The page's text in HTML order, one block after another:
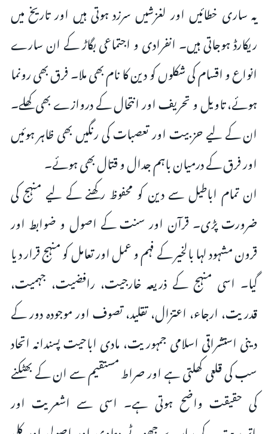
یہ ساری خطائیں اور لغزشیں سرزد ہوتی ہیں اور تاریخ میں
ریکارڈ ہوجاتی ہیں۔ انفرادی و اجتماعی بگاڑ کے ان سارے
انواع و اقسام کی شکلوں کو دین کا نام بھی ملا۔ فرق بھی رونما
ہوئے، تاویل و تحریف اور انتحال کے دروازے بھی کھلے۔
ان کے لیے حزبیت اور تعصبات کی رنگیں بھی ظاہر ہوئیں
اور فرق کے درمیان باہم جدال و قتال بھی ہوئے۔
ان تمام اباطیل سے دین کو محفوظ رکھنے کے لیے منہج کی
ضرورت پڑی۔ قرآن اور سنت کے اصول و ضوابط اور
قرون مشہود لہا بالخیر کے فہم و عمل اور تعامل کو منہج قرار د یا
گیا۔ اسی منہج کے ذریعہ خارجیت، رافضیت، جہمیت،
قدریت، ارجاء، اعتزال، تقلید، تصوف اور موجودہ دور کے
دینی استشراقی اسلامی جمہوریت، مادی اباحیت پسندانہ اتحاد
سب کی قلعی کھلتی ہے اور صراط مستقیم سے ان کے بھٹکنے
کی حقیقت واضح ہوتی ہے۔ اسی سے اشعریت اور